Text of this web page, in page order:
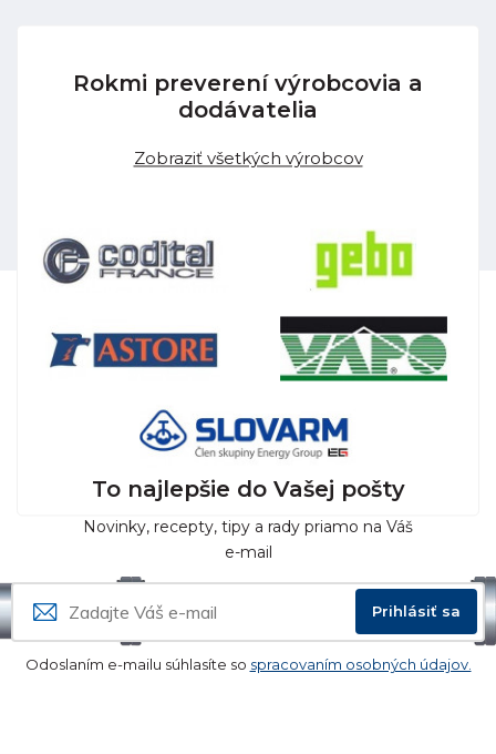
Rokmi preverení výrobcovia a
dodávatelia
Zobraziť všetkých výrobcov
To najlepšie do Vašej pošty
Novinky, recepty, tipy a rady priamo na Váš
e-mail
Prihlásiť sa
Odoslaním e-mailu súhlasíte so spracovaním osobných údajov.